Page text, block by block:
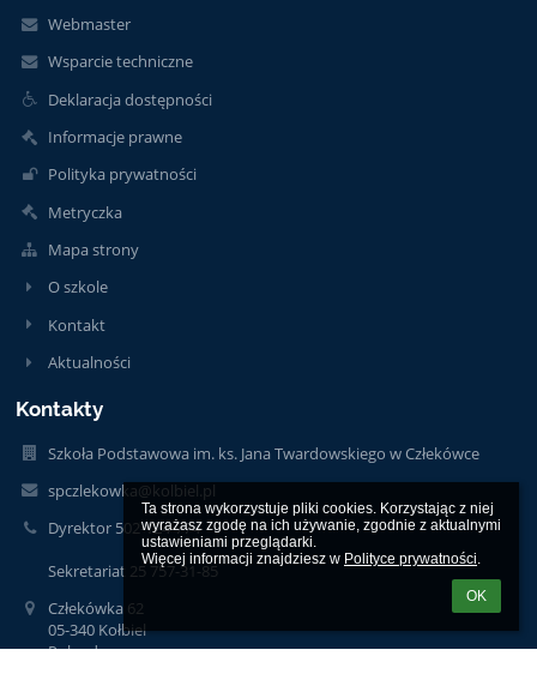
Ta strona wykorzystuje pliki cookies. Korzystając z niej
wyrażasz zgodę na ich używanie, zgodnie z aktualnymi
ustawieniami przeglądarki.
Więcej informacji znajdziesz w Polityce prywatności.
OK
Webmaster
Wsparcie techniczne
Deklaracja dostępności
Informacje prawne
Polityka prywatności
Metryczka
Mapa strony
O szkole
Kontakt
Aktualności
Kontakty
Szkoła Podstawowa im. ks. Jana Twardowskiego w Człekówce
spczlekowka@kolbiel.pl
Dyrektor 502-124-774
Sekretariat 25 757-31-85
Człekówka 62
05-340 Kołbiel
Poland